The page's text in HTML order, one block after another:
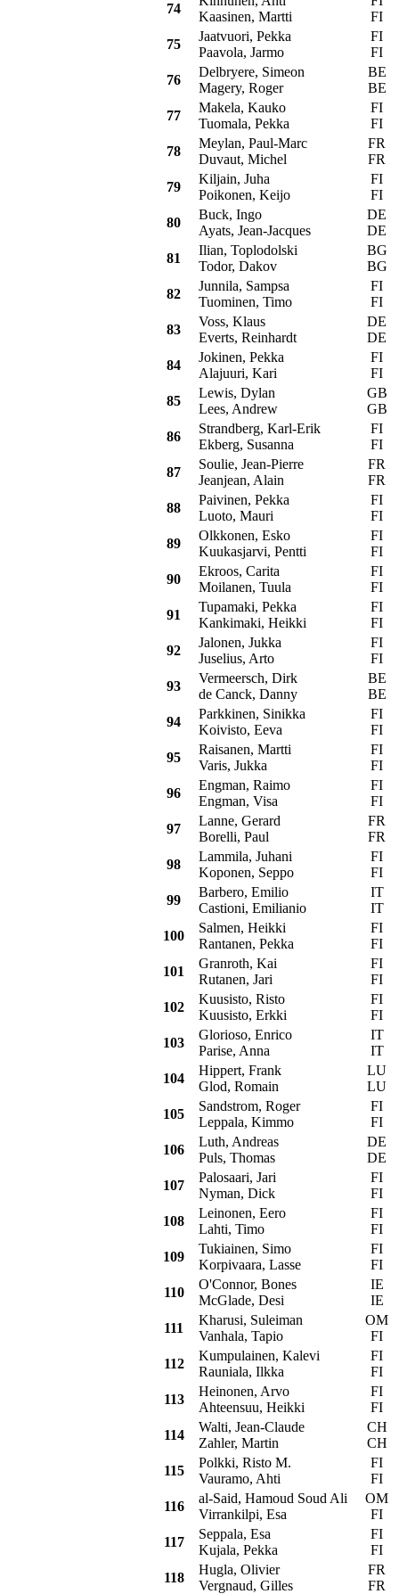
74
Kaasinen, Martti
FI
75
Jaatvuori, Pekka
Paavola, Jarmo
FI
FI
76
Delbryere, Simeon
Magery, Roger
BE
BE
77
Makela, Kauko
Tuomala, Pekka
FI
FI
78
Meylan, Paul-Marc
Duvaut, Michel
FR
FR
79
Kiljain, Juha
Poikonen, Keijo
FI
FI
80
Buck, Ingo
Ayats, Jean-Jacques
DE
DE
81
Ilian, Toplodolski
Todor, Dakov
BG
BG
82
Junnila, Sampsa
Tuominen, Timo
FI
FI
83
Voss, Klaus
Everts, Reinhardt
DE
DE
84
Jokinen, Pekka
Alajuuri, Kari
FI
FI
85
Lewis, Dylan
Lees, Andrew
GB
GB
86
Strandberg, Karl-Erik
Ekberg, Susanna
FI
FI
87
Soulie, Jean-Pierre
Jeanjean, Alain
FR
FR
88
Paivinen, Pekka
Luoto, Mauri
FI
FI
89
Olkkonen, Esko
Kuukasjarvi, Pentti
FI
FI
90
Ekroos, Carita
Moilanen, Tuula
FI
FI
91
Tupamaki, Pekka
Kankimaki, Heikki
FI
FI
92
Jalonen, Jukka
Juselius, Arto
FI
FI
93
Vermeersch, Dirk
de Canck, Danny
BE
BE
94
Parkkinen, Sinikka
Koivisto, Eeva
FI
FI
95
Raisanen, Martti
Varis, Jukka
FI
FI
96
Engman, Raimo
Engman, Visa
FI
FI
97
Lanne, Gerard
Borelli, Paul
FR
FR
98
Lammila, Juhani
Koponen, Seppo
FI
FI
99
Barbero, Emilio
Castioni, Emilianio
IT
IT
100
Salmen, Heikki
Rantanen, Pekka
FI
FI
101
Granroth, Kai
Rutanen, Jari
FI
FI
102
Kuusisto, Risto
Kuusisto, Erkki
FI
FI
103
Glorioso, Enrico
Parise, Anna
IT
IT
104
Hippert, Frank
Glod, Romain
LU
LU
105
Sandstrom, Roger
Leppala, Kimmo
FI
FI
106
Luth, Andreas
Puls, Thomas
DE
DE
107
Palosaari, Jari
Nyman, Dick
FI
FI
108
Leinonen, Eero
Lahti, Timo
FI
FI
109
Tukiainen, Simo
Korpivaara, Lasse
FI
FI
110
O'Connor, Bones
McGlade, Desi
IE
IE
111
Kharusi, Suleiman
Vanhala, Tapio
OM
FI
112
Kumpulainen, Kalevi
Rauniala, Ilkka
FI
FI
113
Heinonen, Arvo
Ahteensuu, Heikki
FI
FI
114
Walti, Jean-Claude
Zahler, Martin
CH
CH
115
Polkki, Risto M.
Vauramo, Ahti
FI
FI
116
al-Said, Hamoud Soud Ali
Virrankilpi, Esa
OM
FI
117
Seppala, Esa
Kujala, Pekka
FI
FI
118
Hugla, Olivier
Vergnaud, Gilles
FR
FR